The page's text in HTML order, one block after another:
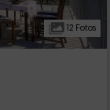
12 Fotos